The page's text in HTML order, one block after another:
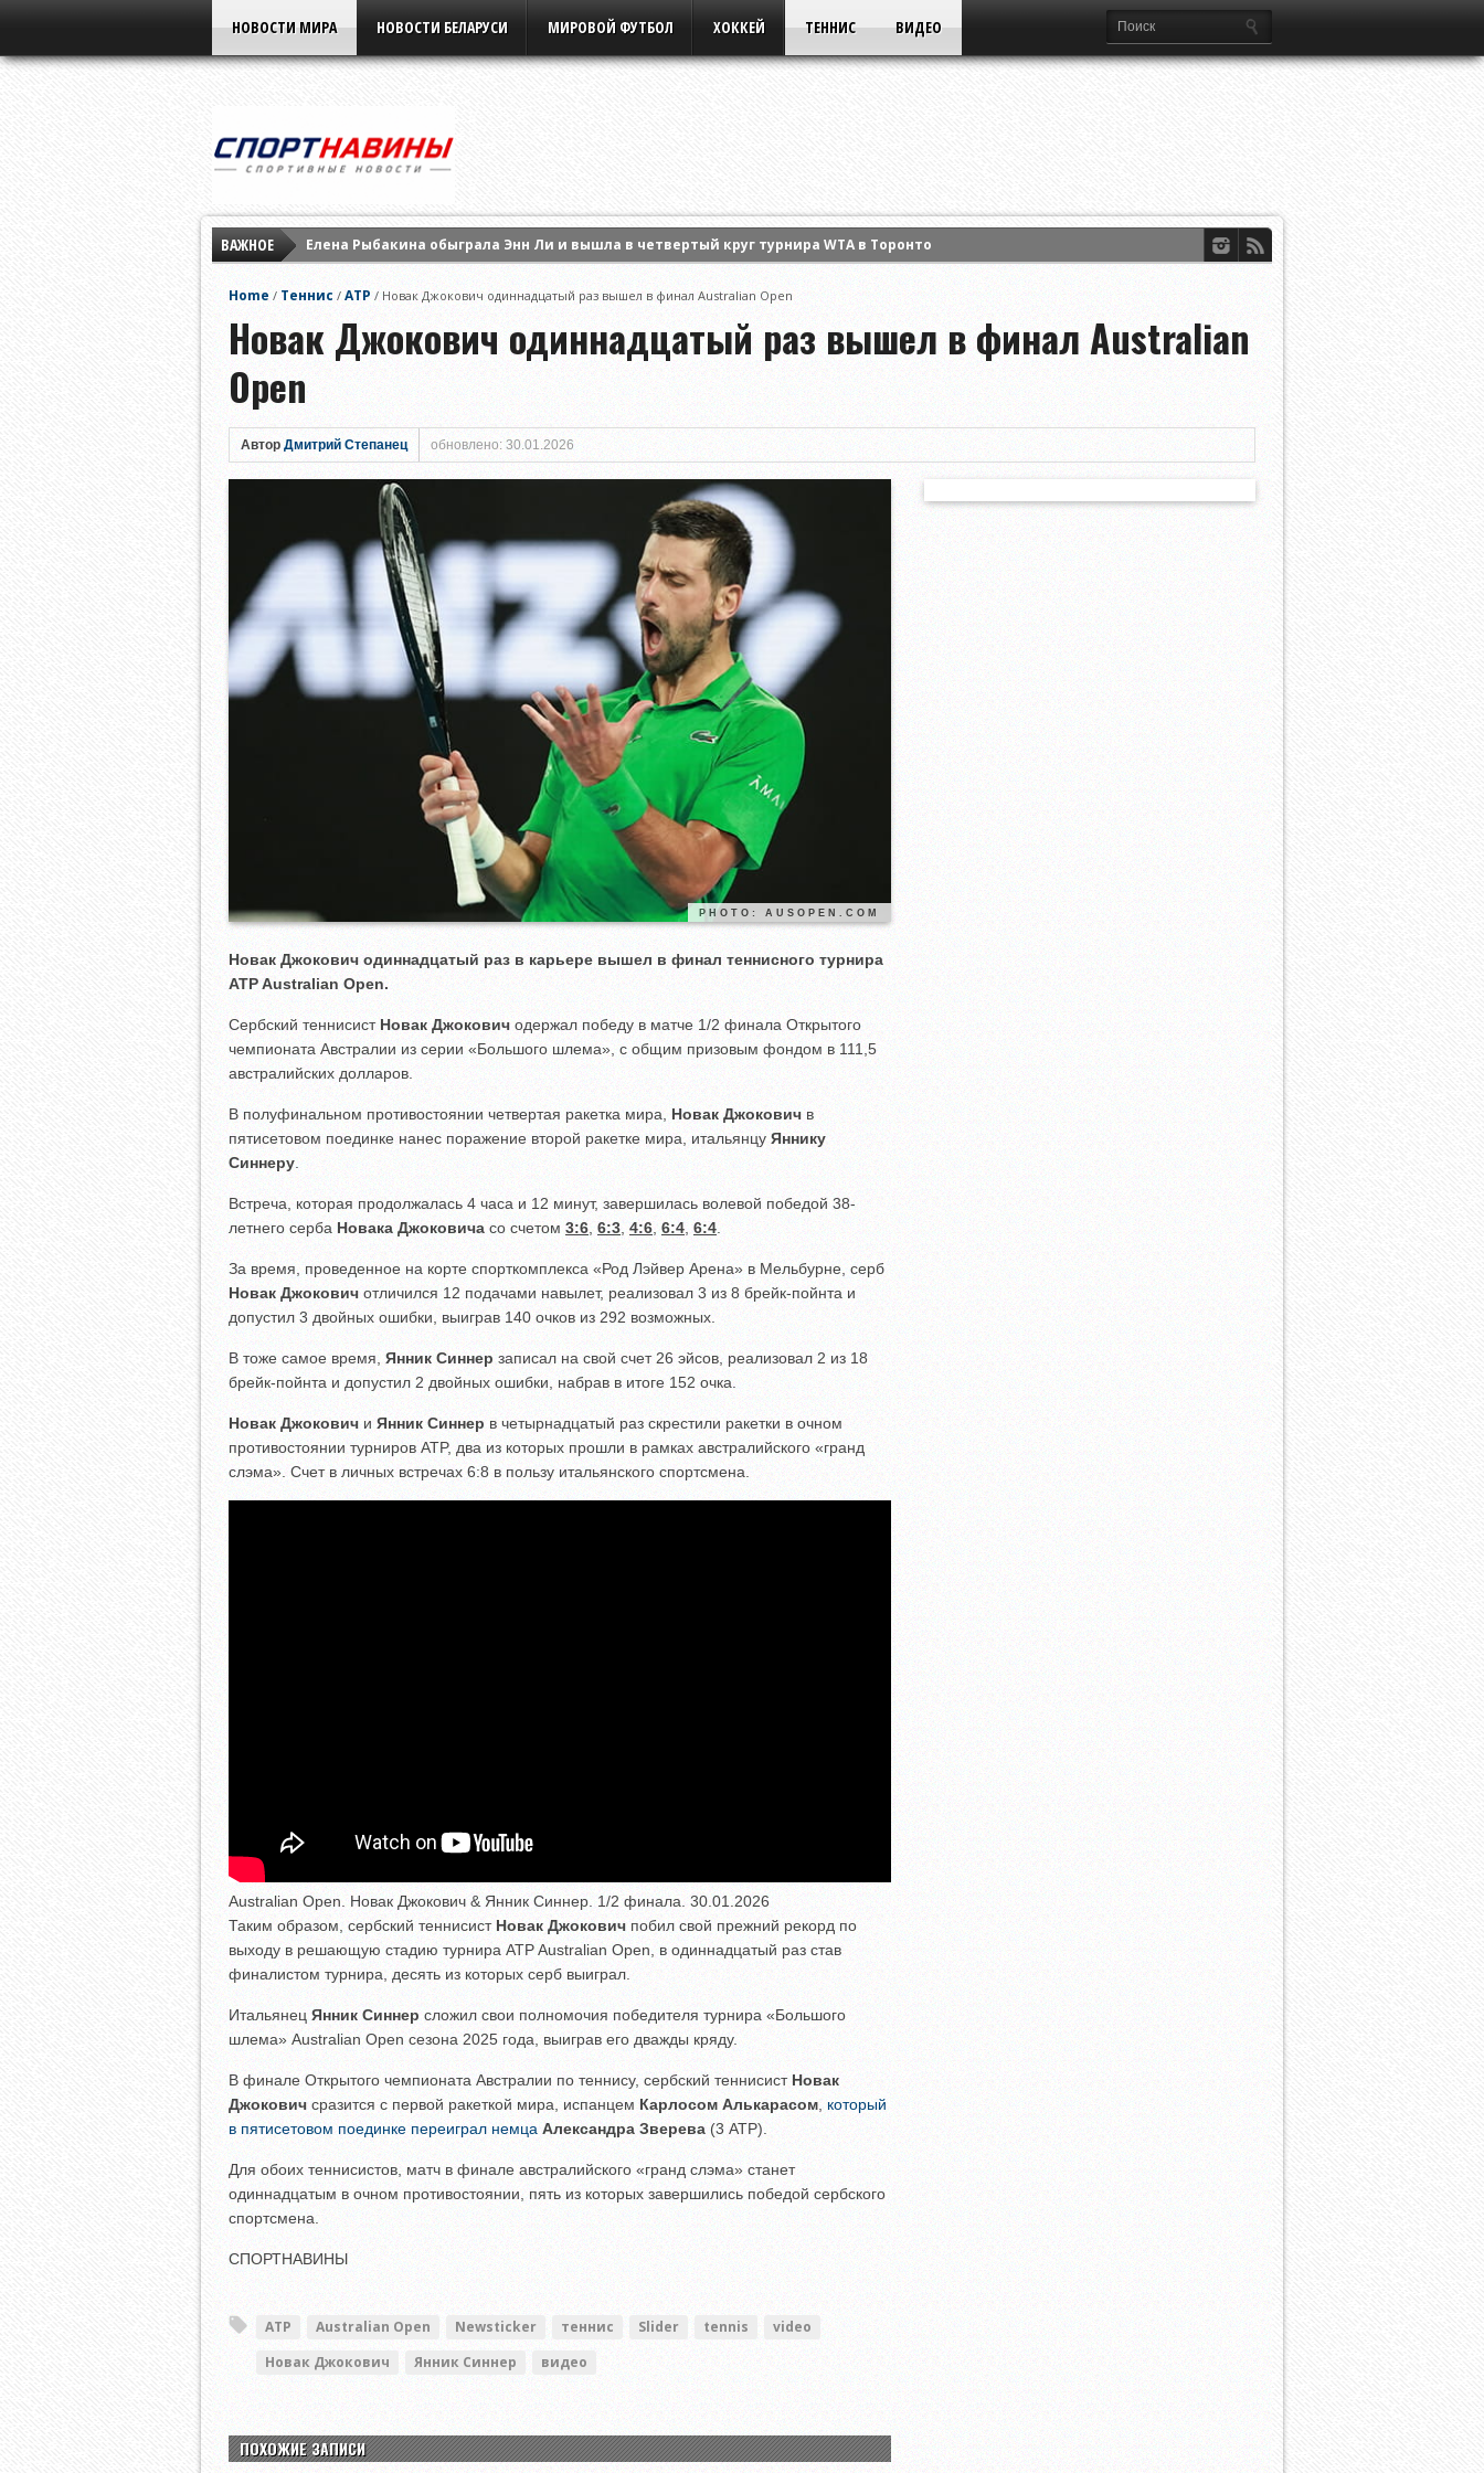
НОВОСТИ МИРА НОВОСТИ БЕЛАРУСИ МИРОВОЙ ФУТБОЛ ХОККЕЙ ТЕННИС ВИДЕО
ВАЖНОЕ
Елена Рыбакина обыграла Энн Ли и вышла в четвертый круг турнира WTA в Торонто
Мирра Андреева завершила борьбу в одиночном разряде турнира WTA в Торонто
Home / Теннис / ATP / Новак Джокович одиннадцатый раз вышел в финал Australian Open
Новак Джокович одиннадцатый раз вышел в финал Australian
Open
Автор Дмитрий Степанец обновлено: 30.01.2026
PHOTO: AUSOPEN.COM
Новак Джокович одиннадцатый раз в карьере вышел в финал теннисного турнира
ATPAustralian Open.
Сербский теннисистНовак Джокович одержал победу в матче 1/2 финала Открытого
чемпионата Австралии из серии «Большого шлема», с общим призовым фондом в 111,5
австралийских долларов.
В полуфинальном противостоянии четвертая ракетка мира, Новак Джокович в
пятисетовом поединке нанес поражение второй ракетке мира, итальянцу Яннику
Синнеру
Встреча, которая продолжалась 4 часа и 12 минут, завершилась волевой победой 38-
летнего серба Новака Джоковича со счетом 3:6 6:3 4:6 6:4 6:4
За время, проведенное на корте спорткомплекса «Род Лэйвер Арена» в Мельбурне, серб
Новак Джокович отличился 12 подачами навылет, реализовал 3 из 8 брейк-пойнта и
допустил 3 двойных ошибки, выиграв 140 очков из 292 возможных.
В тоже самое время, Янник Синнер записал на свой счет 26 эйсов, реализовал 2 из 18
брейк-пойнта и допустил 2 двойных ошибки, набрав в итоге 152 очка.
Новак Джокович и Янник Синнер в четырнадцатый раз скрестили ракетки в очном
противостоянии турниров ATP, два из которых прошли в рамках австралийского «гранд
слэма». Счет в личных встречах 6:8 в пользу итальянского спортсмена.
Australian Open. Новак Джокович & Янник Синнер. 1/2 финала. 30.01.2026
Таким образом, сербский теннисистНовак Джокович побил свой прежний рекорд по
выходу в решающую стадию турнира ATP Australian Open, в одиннадцатый раз став
финалистом турнира, десять из которых серб выиграл.
Итальянец Янник Синнер сложил свои полномочия победителя турнира «Большого
шлема» Australian Open сезона 2025 года, выиграв его дважды кряду.
В финале Открытого чемпионата Австралии по теннису, сербский теннисистНовак
Джокович сразится с первой ракеткой мира, испанцем Карлосом Алькарасом который
в пятисетовом поединке переиграл немца Александра Зверева (3 ATP).
Для обоих теннисистов, матч в финале австралийского «гранд слэма» станет
одиннадцатым в очном противостоянии, пять из которых завершились победой сербского
спортсмена.
СПОРТНАВИНЫ
ATP Australian Open Newsticker теннис Slider tennis
video
Новак Джокович
Янник Синнер видео
ПОХОЖИЕ ЗАПИСИ